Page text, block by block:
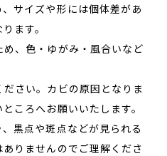
サイズや形には個体差があ
ます。
、色・ゆがみ・風合いなど
さい。カビの原因となりま
ころへお願いいたします。
黒点や斑点などが見られる
りませんのでご理解くださ